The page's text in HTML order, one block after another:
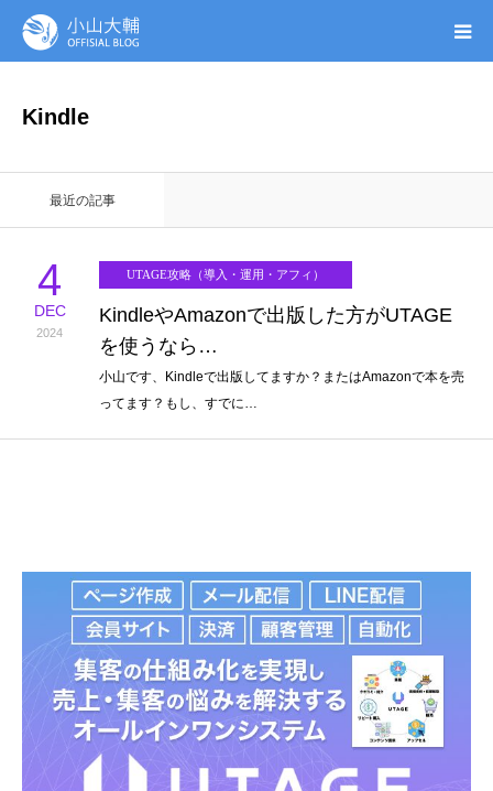
Kindle
最近の記事
4
DEC
2024
UTAGE攻略（導入・運用・アフィ）
KindleやAmazonで出版した方がUTAGE
を使うなら…
小山です、Kindleで出版してますか？またはAmazonで本を売
ってます？もし、すでに…
無料ガイドブック
オンシク本
プロフィール